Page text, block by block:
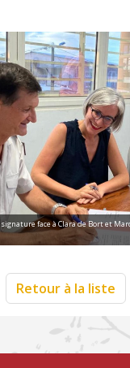
signature face à Clara de Bort et
Retour à la liste